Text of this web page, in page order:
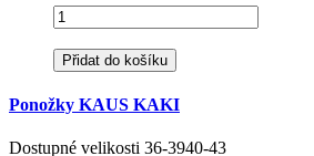
Přidat do košíku
Ponožky KAUS KAKI
Dostupné velikosti 36-3940-43